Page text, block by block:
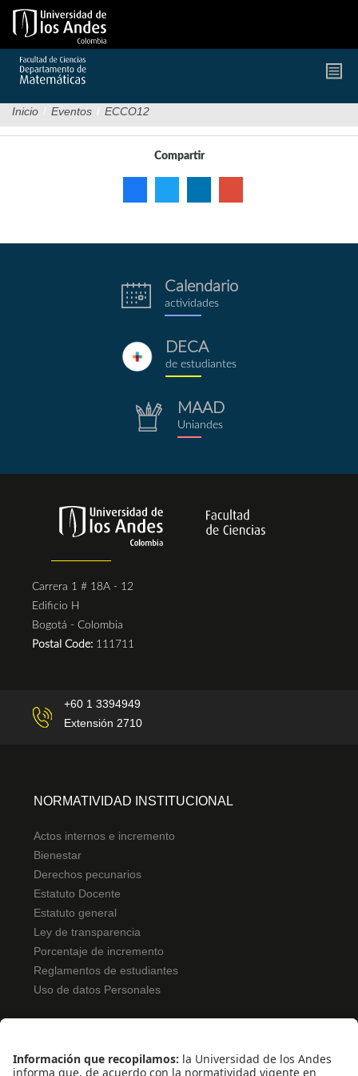
Pasar
contenido
principal
Inicio / Eventos / ECCO12
Compartir
eventos.png
Calendario
actividades
deca.png
DECA
de estudiantes
repositorio.png
MAAD
Uniandes
Carrera 1 # 18A - 12
Edificio H
Bogotá - Colombia
Postal Code: 111711
+60 1 3394949
Extensión 2710
NORMATIVIDAD INSTITUCIONAL
Actos internos e incremento
Bienestar
Derechos pecunarios
Estatuto Docente
Estatuto general
Ley de transparencia
Porcentaje de incremento
Reglamentos de estudiantes
Uso de datos Personales
ENLACES RÁPIDOS